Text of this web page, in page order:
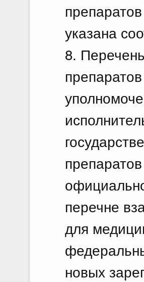
указана
8.
перечне
для
новых